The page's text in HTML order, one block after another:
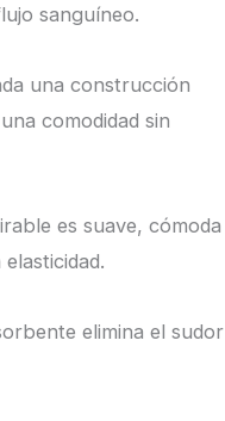
sanguíneo.
una construcción
comodidad sin
es suave, cómoda
elimina el sudor